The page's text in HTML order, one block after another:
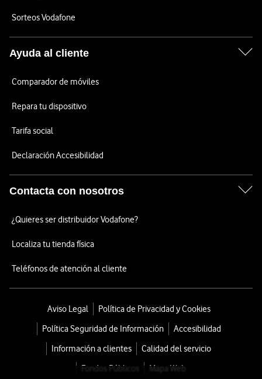
Sorteos Vodafone
Ayuda al cliente
Comparador de móviles
Repara tu dispositivo
Tarifa social
Declaración Accesibilidad
Contacta con nosotros
¿Quieres ser distribuidor Vodafone?
Localiza tu tienda física
Teléfonos de atención al cliente
Aviso Legal
Política de Privacidad y Cookies
Política Seguridad de Información
Accesibilidad
Información a clientes
Calidad del servicio
Fondos Públicos
Mapa Web